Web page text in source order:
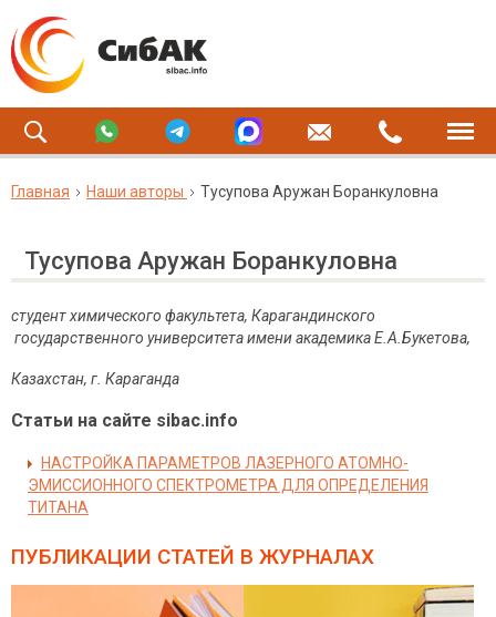
Главная Наши авторы Тусупова Аружан Боранкуловна
Тусупова Аружан Боранкуловна
студент химического факультета, Карагандинского
государственного университета имени академика Е.А.Букетова,
Казахстан, г. Караганда
Статьи на сайте sibac.info
НАСТРОЙКА ПАРАМЕТРОВ ЛАЗЕРНОГО АТОМНО-
ЭМИССИОННОГО СПЕКТРОМЕТРА ДЛЯ ОПРЕДЕЛЕНИЯ
ТИТАНА
ПУБЛИКАЦИИ СТАТЕЙ В ЖУРНАЛАХ